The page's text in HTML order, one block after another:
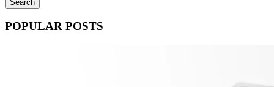
POPULAR POSTS